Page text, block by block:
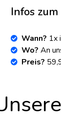
Infos zum
Wann? 1x
Wo?An
Preis?